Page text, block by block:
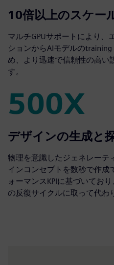
10X
10倍以上のスケー
マルチGPUサポートにより、
ションからAIモデルの
め、より迅速で信頼性の高い
す。
500X
500X
デザインの生成と
物理を意識したジェネレーテ
インコンセプトを数秒で作成
ォーマンスKPIに基づいてお
の反復サイクルに取って代わ